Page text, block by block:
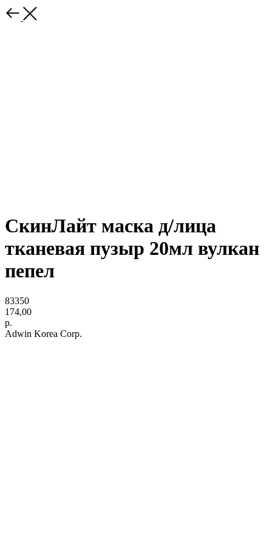
СкинЛайт маска д/лица
тканевая пузыр 20мл вулкан
пепел
83350
174,00
р.
Adwin Korea Corp.